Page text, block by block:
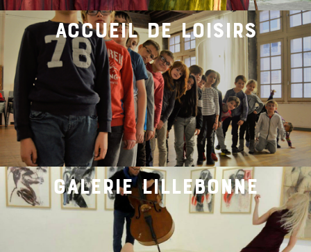
accueil de loisirs
galerie lillebonne